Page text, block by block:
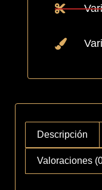
Descripción
Valoraciones